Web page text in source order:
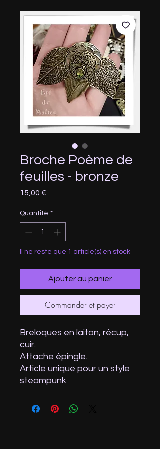
Broche Poème de
feuilles - bronze
15,00 €
Quantité *
Il ne reste que 1 article(s) en stock
Ajouter au panier
Commander et payer
Breloques en laiton, récup,
cuir.
Attache épingle.
Article unique pour un style
steampunk